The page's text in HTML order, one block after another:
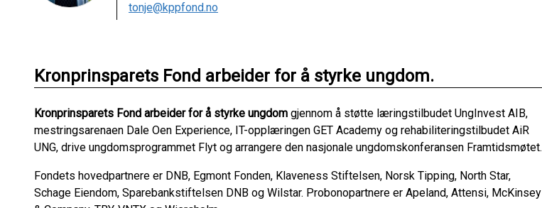
tonje@kppfond.no
Kronprinsparets Fond arbeider for å styrke ungdom.
Kronprinsparets Fond arbeider for å styrke ungdom gjennom å støtte læringstilbudet UngInvest AIB,
mestringsarenaen Dale Oen Experience, IT-opplæringen GET Academy og rehabiliteringstilbudet AiR
UNG, drive ungdomsprogrammet Flyt og arrangere den nasjonale ungdomskonferansen Framtidsmøtet.
Fondets hovedpartnere er DNB, Egmont Fonden, Klaveness Stiftelsen, Norsk Tipping, North Star,
Schage Eiendom, Sparebankstiftelsen DNB og Wilstar. Probonopartnere er Apeland, Attensi, McKinsey